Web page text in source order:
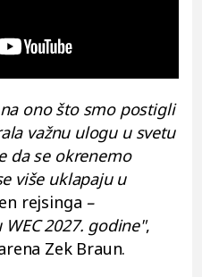
ono što smo postigli
važnu ulogu u svetu
da se okrenemo
više uklapaju u
rejsinga –
2027. godine",
Zek Braun.